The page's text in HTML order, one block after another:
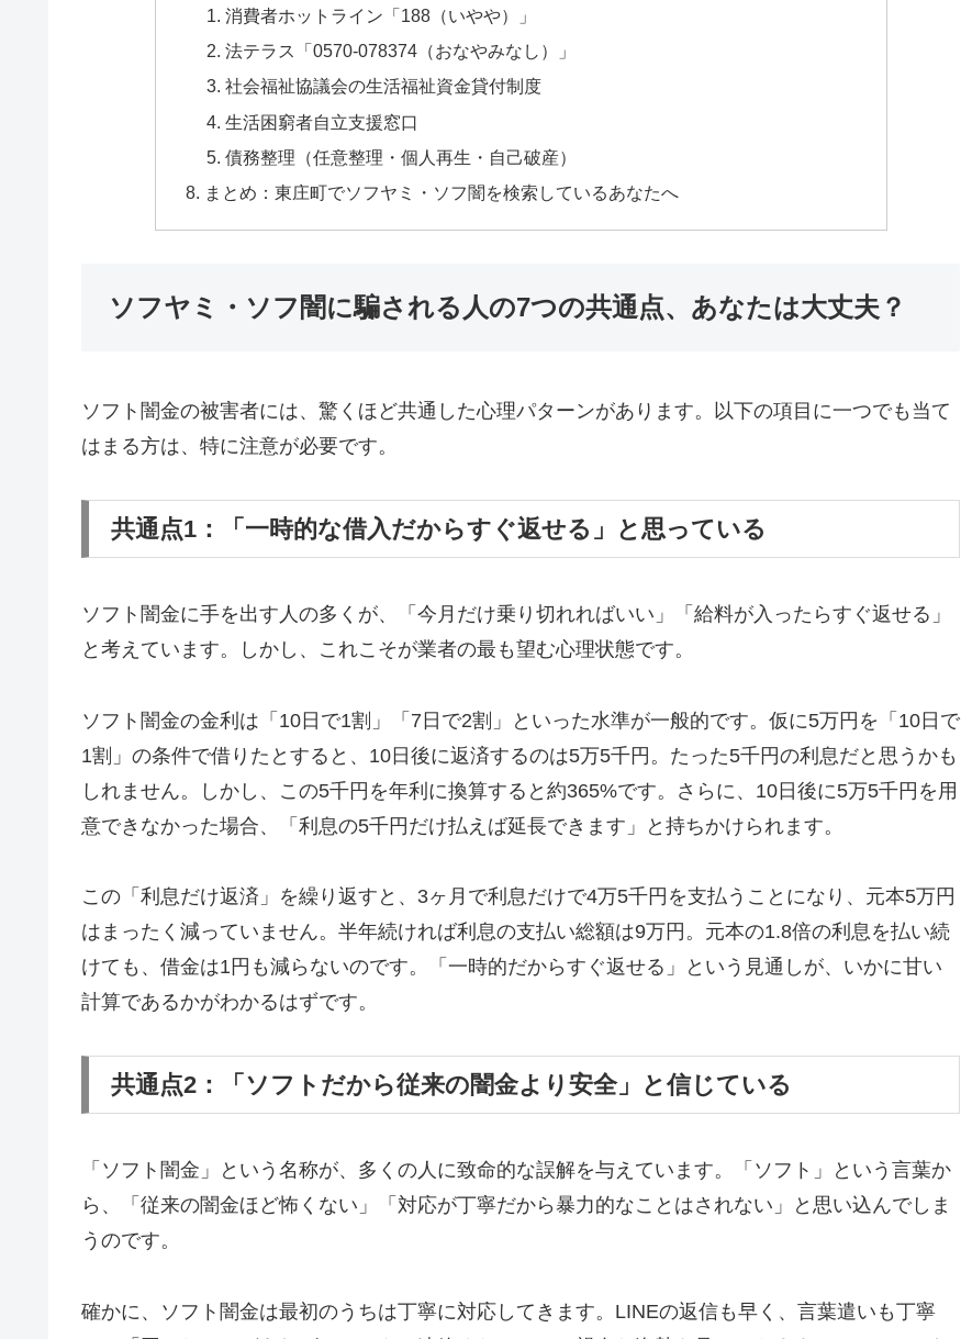
消費者ホットライン「188（いやや）」
法テラス「0570-078374（おなやみなし）」
社会福祉協議会の生活福祉資金貸付制度
生活困窮者自立支援窓口
債務整理（任意整理・個人再生・自己破産）
まとめ：東庄町でソフヤミ・ソフ闇を検索しているあなたへ
ソフヤミ・ソフ闇に騙される人の7つの共通点、あなたは大丈夫？
ソフト闇金の被害者には、驚くほど共通した心理パターンがあります。以下の項目に一つでも当て
はまる方は、特に注意が必要です。
共通点1：「一時的な借入だからすぐ返せる」と思っている
ソフト闇金に手を出す人の多くが、「今月だけ乗り切れればいい」「給料が入ったらすぐ返せる」
と考えています。しかし、これこそが業者の最も望む心理状態です。
ソフト闇金の金利は「10日で1割」「7日で2割」といった水準が一般的です。仮に5万円を「10日で
1割」の条件で借りたとすると、10日後に返済するのは5万5千円。たった5千円の利息だと思うかも
しれません。しかし、この5千円を年利に換算すると約365%です。さらに、10日後に5万5千円を用
意できなかった場合、「利息の5千円だけ払えば延長できます」と持ちかけられます。
この「利息だけ返済」を繰り返すと、3ヶ月で利息だけで4万5千円を支払うことになり、元本5万円
はまったく減っていません。半年続ければ利息の支払い総額は9万円。元本の1.8倍の利息を払い続
けても、借金は1円も減らないのです。「一時的だからすぐ返せる」という見通しが、いかに甘い
計算であるかがわかるはずです。
共通点2：「ソフトだから従来の闇金より安全」と信じている
「ソフト闇金」という名称が、多くの人に致命的な誤解を与えています。「ソフト」という言葉か
ら、「従来の闇金ほど怖くない」「対応が丁寧だから暴力的なことはされない」と思い込んでしま
うのです。
確かに、ソフト闇金は最初のうちは丁寧に対応してきます。LINEの返信も早く、言葉遣いも丁寧